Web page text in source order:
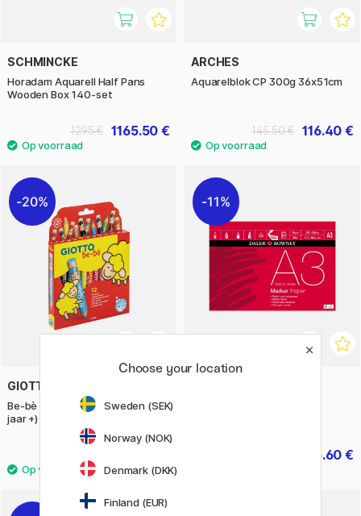
SCHMINCKE
Horadam Aquarell Half Pans
Wooden Box 140-set
1165.50 €
1295 €
ARCHES
Aquarelblok CP 300g 36x51cm
116.40 €
145.50 €
20%
GIOTTO
Be-bè Kleurpotloden 12-set (2
jaar +)
11%
15.60 €
Choose your location
Sweden (SEK)
Norway (NOK)
Denmark (DKK)
Finland (EUR)